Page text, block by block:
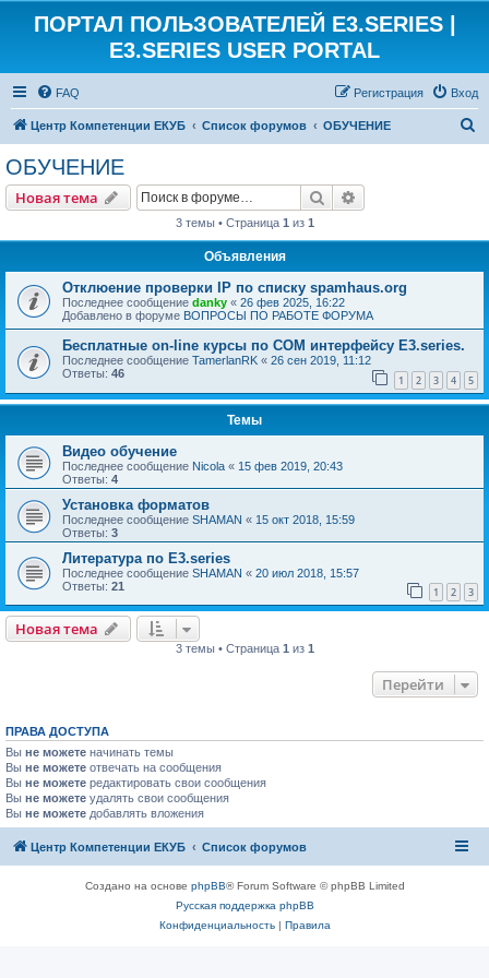
ПОРТАЛ ПОЛЬЗОВАТЕЛЕЙ E3.SERIES |
E3.SERIES USER PORTAL
FAQ Вход
Регистрация
Центр Компетенции ЕКУБ Список форумов ОБУЧЕНИЕ
ОБУЧЕНИЕ
Новая тема Поиск
3 темы • Страница 1 из 1
Объявления
Отклюение проверки IP по списку spamhaus.org
Последнее сообщение danky « 26 фев 2025, 16:22
Добавлено в форуме ВОПРОСЫ ПО РАБОТЕ ФОРУМА
Бесплатные on-line курсы по COM интерфейсу E3.series.
Последнее сообщение TamerlanRK « 26 сен 2019, 11:12
Ответы: 46 1 2 3 4 5
Темы
Видео обучение
Последнее сообщение Nicola « 15 фев 2019, 20:43
Ответы: 4
Установка форматов
Последнее сообщение SHAMAN « 15 окт 2018, 15:59
Ответы: 3
Литература по Е3.series
Последнее сообщение SHAMAN « 20 июл 2018, 15:57
Ответы: 21 1 2 3
Новая тема
3 темы • Страница 1 из 1
Перейти
ПРАВА ДОСТУПА
Вы не можете начинать темы
Вы не можете отвечать на сообщения
Вы не можете редактировать свои сообщения
Вы не можете удалять свои сообщения
Вы не можете добавлять вложения
Центр Компетенции ЕКУБ Список форумов
Создано на основе phpBB® Forum Software © phpBB Limited
Русская поддержка phpBB
Конфиденциальность| Правила